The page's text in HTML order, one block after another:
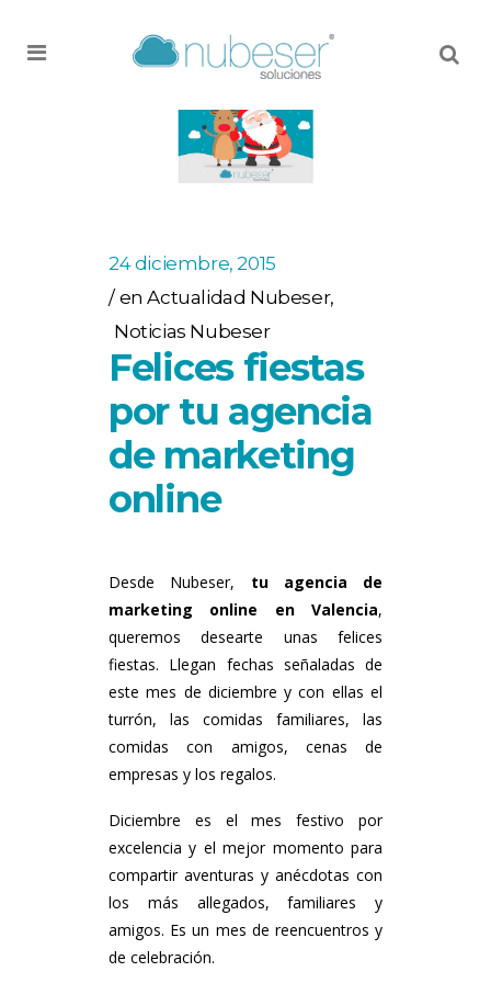
24 diciembre, 2015
enActualidad Nubeser,
Noticias Nubeser
Felices fiestas
por tu agencia
de marketing
online
Desde Nubeser, tu agencia de
marketing online en Valencia,
queremos desearte unas felices
fiestas. Llegan fechas señaladas de
este mes de diciembre y con ellas el
turrón, las comidas familiares, las
comidas con amigos, cenas de
empresas y los regalos.
Diciembre es el mes festivo por
excelencia y el mejor momento para
compartir aventuras y anécdotas con
los más allegados, familiares y
amigos. Es un mes de reencuentros y
de celebración.